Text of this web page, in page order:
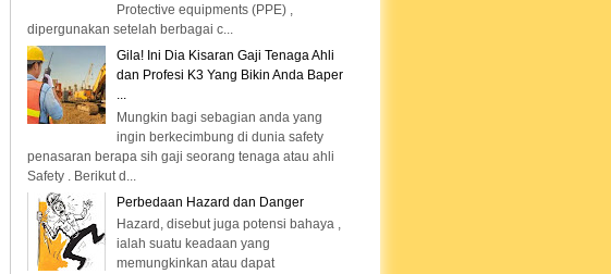
Protective equipments (PPE) ,
dipergunakan setelah berbagai c...
Gila! Ini Dia Kisaran Gaji Tenaga Ahli
dan Profesi K3 Yang Bikin Anda Baper
...
Mungkin bagi sebagian anda yang
ingin berkecimbung di dunia safety
penasaran berapa sih gaji seorang tenaga atau ahli
Safety . Berikut d...
Perbedaan Hazard dan Danger
Hazard, disebut juga potensi bahaya ,
ialah suatu keadaan yang
memungkinkan atau dapat